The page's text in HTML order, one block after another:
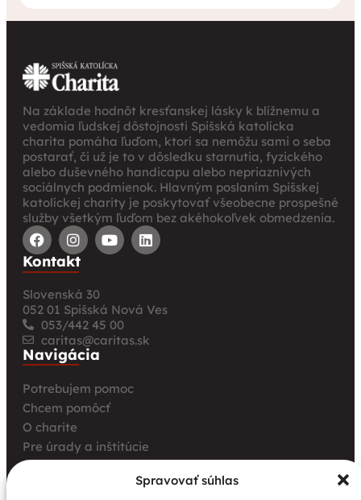
Spravovať súhlas
Na základe hodnôt kresťanskej lásky k blížnemu a
vedomia ľudskej dôstojnosti Spišská katolícka
charita pomáha ľuďom, ktorí sa nemôžu sami o seba
postarať, či už je to v dôsledku starnutia, fyzického
alebo duševného handicapu alebo nepriaznivých
sociálnych podmienok. Hlavným poslaním Spišskej
katolíckej charity je poskytovať všeobecne prospešné
služby všetkým ľuďom bez akéhokoľvek obmedzenia.
Kontakt
Slovenská 30
052 01 Spišská Nová Ves
053/442 45 00
caritas@caritas.sk
Navigácia
Potrebujem pomoc
Chcem pomôcť
O charite
Pre úrady a inštitúcie
Farské charity